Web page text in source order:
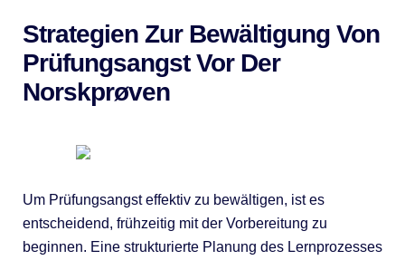
Strategien Zur Bewältigung Von
Prüfungsangst Vor Der
Norskprøven
Um Prüfungsangst effektiv zu bewältigen, ist es
entscheidend, frühzeitig mit der Vorbereitung zu
beginnen. Eine strukturierte Planung des Lernprozesses